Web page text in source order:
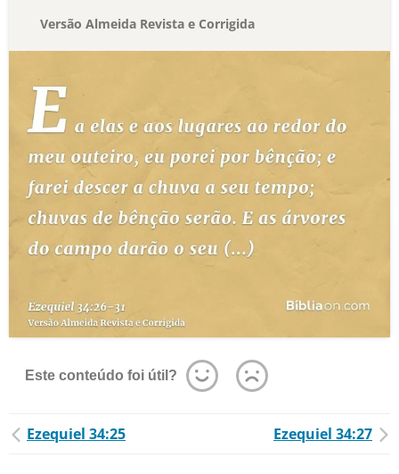
Versão Almeida Revista e Corrigida
Este conteúdo foi útil?
Ezequiel 34:25 Ezequiel 34:27